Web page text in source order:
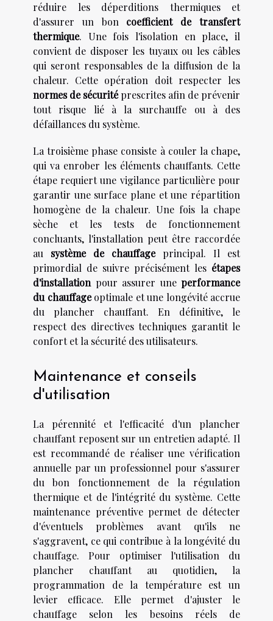
réduire les déperditions thermiques et
d'assurer un bon coefficient de transfert
thermique. Une fois l'isolation en place, il
convient de disposer les tuyaux ou les câbles
qui seront responsables de la diffusion de la
chaleur. Cette opération doit respecter les
normes de sécuritéprescrites afin de prévenir
tout risque lié à la surchauffe ou à des
défaillances du système.
La troisième phase consiste à couler la chape,
qui va enrober les éléments chauffants. Cette
étape requiert une vigilance particulière pour
garantir une surface plane et une répartition
homogène de la chaleur. Une fois la chape
sèche et les tests de fonctionnement
concluants, l'installation peut être raccordée
au système de chauffageprincipal. Il est
primordial de suivre précisément les étapes
d'installation pour assurer une performance
du chauffageoptimale et une longévité accrue
du plancher chauffant. En définitive, le
respect des directives techniques garantit le
confort et la sécurité des utilisateurs.
Maintenance et conseils
d'utilisation
La pérennité et l'efficacité d'un plancher
chauffant reposent sur un entretien adapté. Il
est recommandé de réaliser une vérification
annuelle par un professionnel pour s'assurer
du bon fonctionnement de la régulation
thermique et de l'intégrité du système. Cette
maintenance préventive permet de détecter
d'éventuels problèmes avant qu'ils ne
s'aggravent, ce qui contribue à la longévité du
chauffage. Pour optimiser l'utilisation du
plancher chauffant au quotidien, la
programmation de la température est un
levier efficace. Elle permet d'ajuster le
chauffage selon les besoins réels de